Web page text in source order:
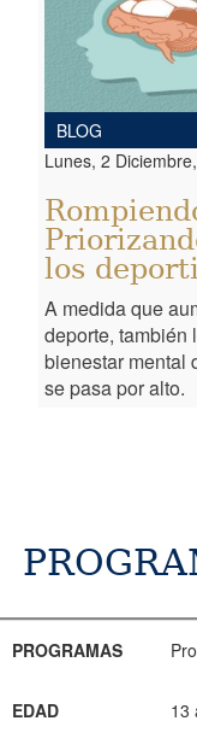
BLOG
Lunes, 2
los
A medida que
deporte, también
bienestar mental
se pasa por alto.
PROGRAMAS
EDAD
FECHA
INFORMACIÓN
RESERVA
PROGRAMAS
EDAD 13